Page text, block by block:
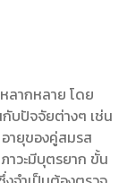
ลากหลาย โดย
บปัจจัยต่างๆ เช่น
อายุของคู่สมรส
าวะมีบุตรยาก ขั้น